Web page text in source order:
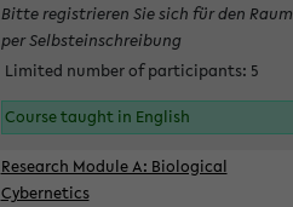
Bitte registrieren Sie sich für den Raum
per Selbsteinschreibung
Limited number of participants: 5
Course taught in English
Research Module A: Biological
Cybernetics